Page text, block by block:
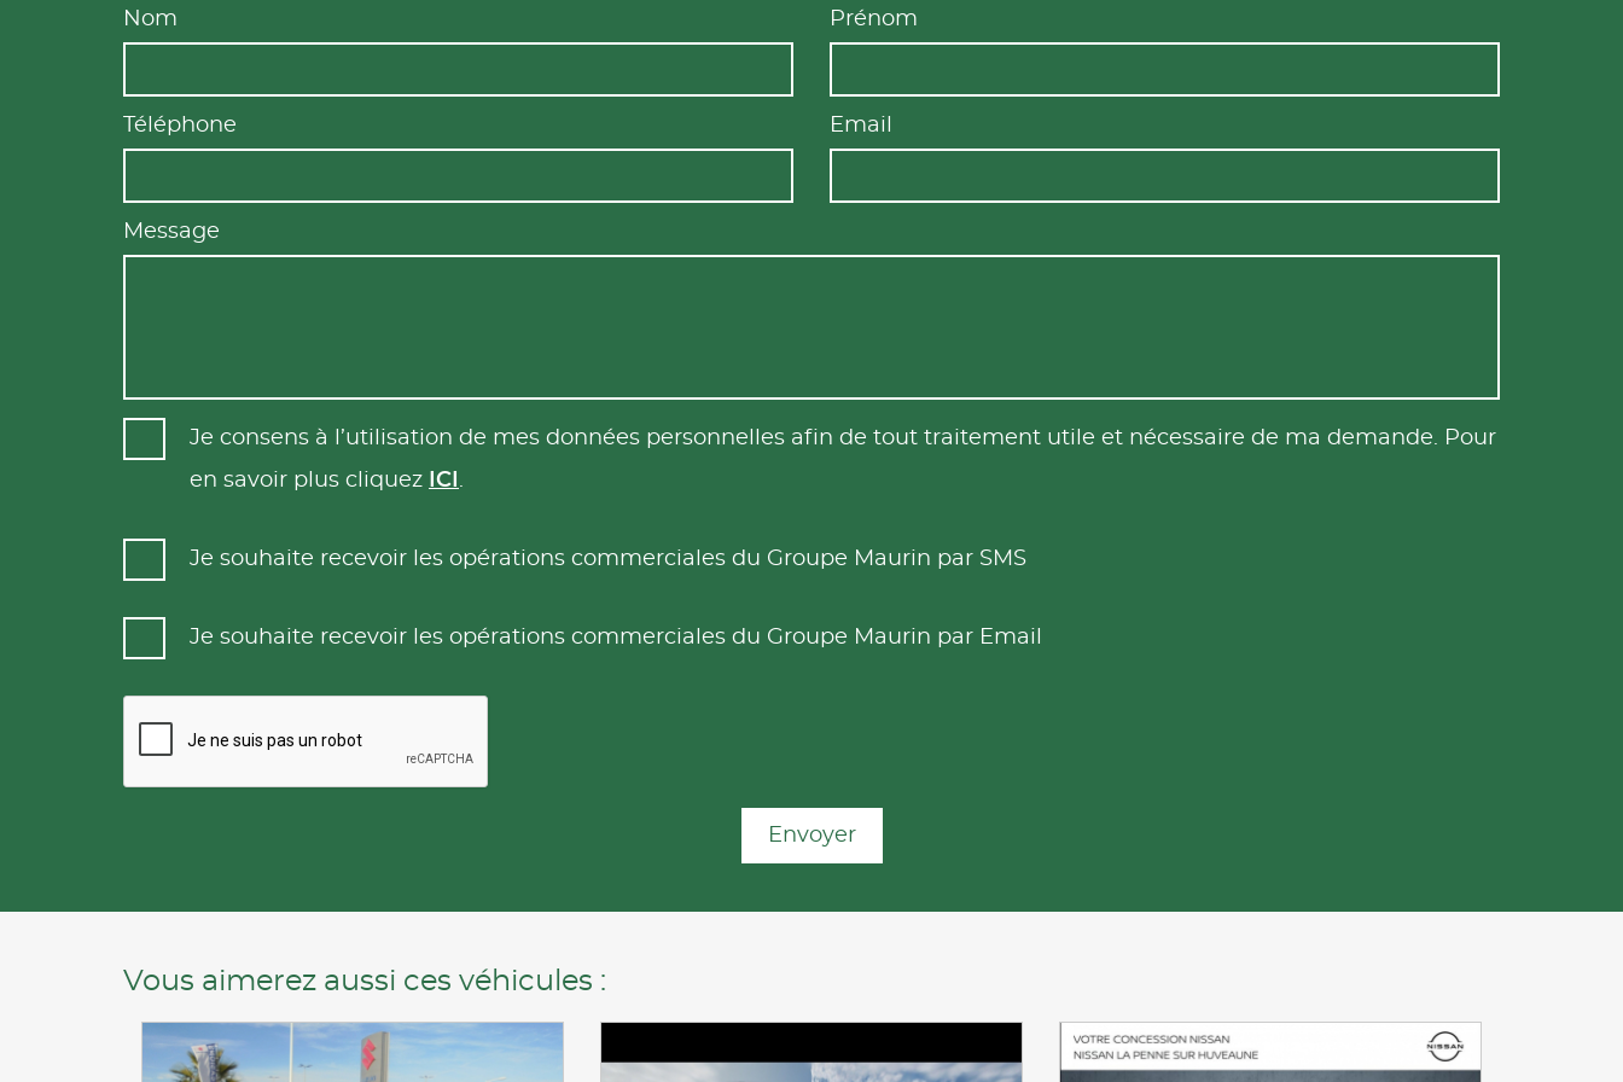
Nom Prénom
Téléphone Email
Message
Je consens à l’utilisation de mes données personnelles afin de tout traitement utile et nécessaire de ma demande. Pour
en savoir plus cliquez
ICI .
Je souhaite recevoir les opérations commerciales du Groupe Maurin par SMS
Je souhaite recevoir les opérations commerciales du Groupe Maurin par Email
Envoyer
Vous aimerez aussi ces véhicules :